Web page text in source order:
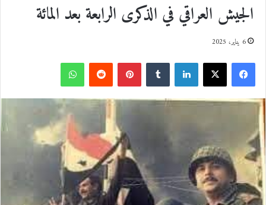
الجيش العراقي في الذكرى الرابعة بعد المائة
6 يناير، 2025
ي
ب
و
X
ي
د
T
m
b
ي
ن
ت
ي
R
e
d
d
ا
ت
س
ا